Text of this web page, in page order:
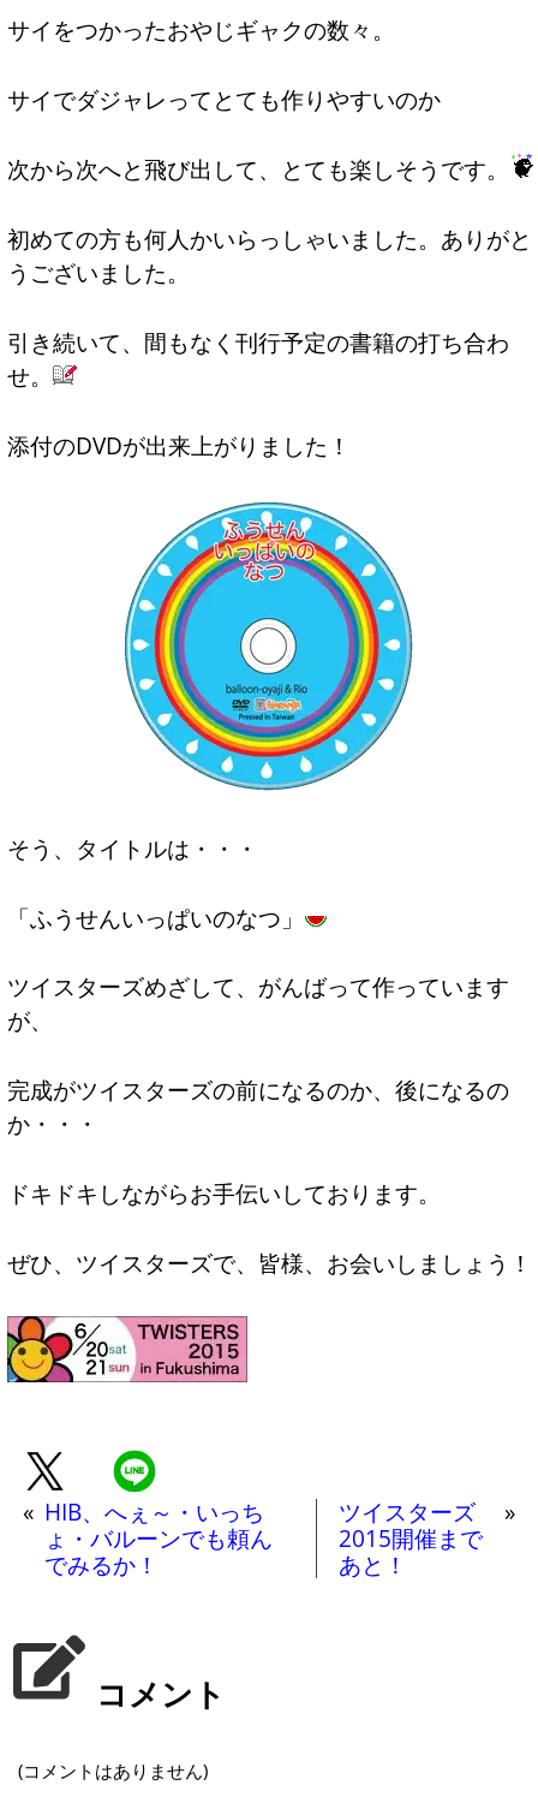
サイをつかったおやじギャクの数々。
サイでダジャレってとても作りやすいのか
次から次へと飛び出して、とても楽しそうです。
初めての方も何人かいらっしゃいました。ありがと
うございました。
引き続いて、間もなく刊行予定の書籍の打ち合わ
せ。
添付のDVDが出来上がりました！
そう、タイトルは・・・
「ふうせんいっぱいのなつ」
ツイスターズめざして、がんばって作っています
が、
完成がツイスターズの前になるのか、後になるの
か・・・
ドキドキしながらお手伝いしております。
ぜひ、ツイスターズで、皆様、お会いしましょう！
« HIB、へぇ～・いっち
ょ・バルーンでも頼ん
でみるか！
ツイスターズ
2015開催まで
あと！
»
コメント
(コメントはありません)